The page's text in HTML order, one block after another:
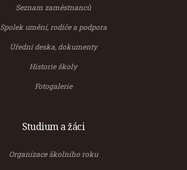
Seznam zaměstnanců
Spolek umění, rodiče a podpora
Úřední deska, dokumenty
Historie školy
Fotogalerie
Studium a žáci
Organizace školního roku